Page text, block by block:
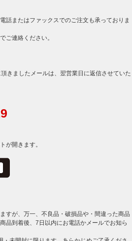
話またはファックスでのご注文も承っておりま
ご連絡ください。
きましたメールは、翌営業日に返信させていた
が開きます。
すが、万一、不良品・破損品や・間違った商品
品到着後、7日以内にお電話かメールでお知ら